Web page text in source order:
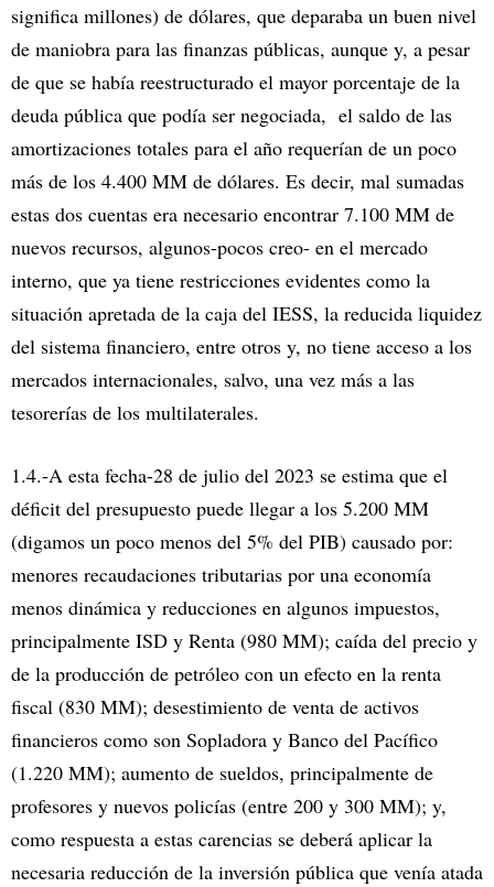
significa millones) de dólares, que deparaba un buen nivel
de maniobra para las finanzas públicas, aunque y, a pesar
de que se había reestructurado el mayor porcentaje de la
deuda pública que podía ser negociada, el saldo de las
amortizaciones totales para el año requerían de un poco
más de los 4.400 MM de dólares. Es decir, mal sumadas
estas dos cuentas era necesario encontrar 7.100 MM de
nuevos recursos, algunos-pocos creo- en el mercado
interno, que ya tiene restricciones evidentes como la
situación apretada de la caja del IESS, la reducida liquidez
del sistema financiero, entre otros y, no tiene acceso a los
mercados internacionales, salvo, una vez más a las
tesorerías de los multilaterales.
1.4.-A esta fecha-28 de julio del 2023 se estima que el
déficit del presupuesto puede llegar a los 5.200 MM
(digamos un poco menos del 5% del PIB) causado por:
menores recaudaciones tributarias por una economía
menos dinámica y reducciones en algunos impuestos,
principalmente ISD y Renta (980 MM); caída del precio y
de la producción de petróleo con un efecto en la renta
fiscal (830 MM); desestimiento de venta de activos
financieros como son Sopladora y Banco del Pacífico
(1.220 MM); aumento de sueldos, principalmente de
profesores y nuevos policías (entre 200 y 300 MM); y,
como respuesta a estas carencias se deberá aplicar la
necesaria reducción de la inversión pública que venía atada